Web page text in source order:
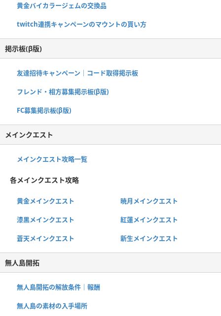
黄金バイカラージェムの交換品
twitch連携キャンペーンのマウントの貰い方
掲示板(β版)
友達招待キャンペーン｜コード取得掲示板
フレンド・相方募集掲示板(β版)
FC募集掲示板(β版)
メインクエスト
メインクエスト攻略一覧
各メインクエスト攻略
黄金メインクエスト 暁月メインクエスト
漆黒メインクエスト 紅蓮メインクエスト
蒼天メインクエスト 新生メインクエスト
無人島開拓
無人島開拓の解放条件｜報酬
無人島の素材の入手場所